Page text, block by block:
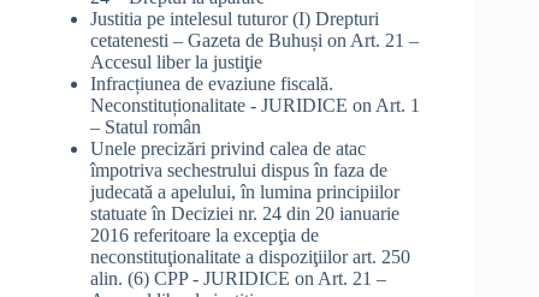
Justitia pe intelesul tuturor (I) Drepturi
cetatenesti – Gazeta de Buhuși on Art. 21 –
Accesul liber la justiţie
Infracțiunea de evaziune fiscală.
Neconstituționalitate - JURIDICE on Art. 1
– Statul român
Unele precizări privind calea de atac
împotriva sechestrului dispus în faza de
judecată a apelului, în lumina principiilor
statuate în Deciziei nr. 24 din 20 ianuarie
2016 referitoare la excepţia de
neconstituţionalitate a dispoziţiilor art. 250
alin. (6) CPP - JURIDICE on Art. 21 –